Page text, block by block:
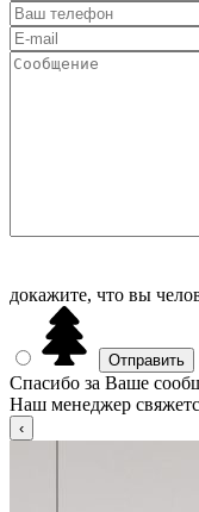
докажите, что вы
Спасибо за Ваше
Наш менеджер